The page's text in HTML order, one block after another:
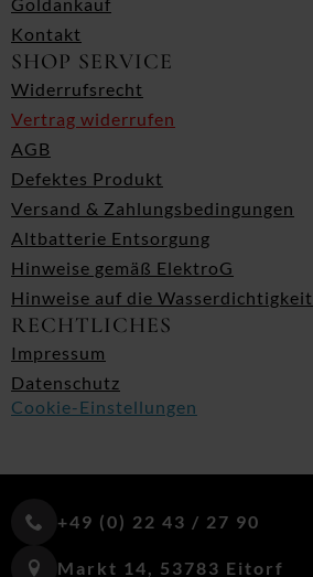
Kontakt
SHOP SERVICE
Widerrufsrecht
Vertrag widerrufen
AGB
Defektes Produkt
Versand & Zahlungsbedingungen
Altbatterie Entsorgung
Hinweise gemäß ElektroG
Hinweise auf die Wasserdichtigkeit
RECHTLICHES
Impressum
Datenschutz
Cookie-Einstellungen
+49 (0) 22 43 / 27 90
Markt 14, 53783 Eitorf